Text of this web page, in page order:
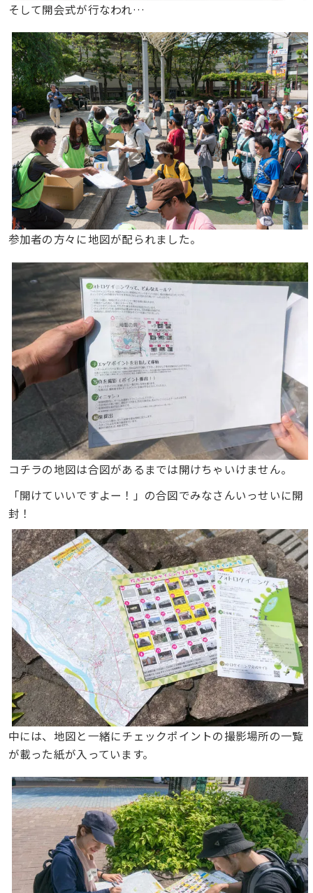
そして開会式が行なわれ…
参加者の方々に地図が配られました。
コチラの地図は合図があるまでは開けちゃいけません。
「開けていいですよー！」の合図でみなさんいっせいに開
封！
中には、地図と一緒にチェックポイントの撮影場所の一覧
が載った紙が入っています。